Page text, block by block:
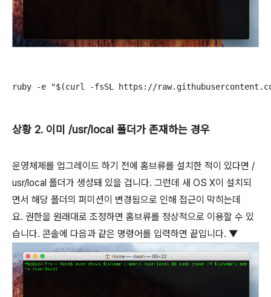
ruby -e "$(curl -fsSL https://
상황 2. 이미 /usr/local 폴더가 존재하는 경우
운영체제를 업그레이드 하기 전에 홈브류를 설치한 적이 있다면 /
usr/local 폴더가 생성돼 있을 겁니다. 그런데 새 OS X이 설치되
면서 해당 폴더의 퍼미션이 변경됨으로 인해 접근이 막히는데
요. 권한을 원래대로 조정하면 홈브류를 정상적으로 이용할 수 있
습니다. 콘솔에 다음과 같은 명령어를 입력하면 끝입니다. ▼